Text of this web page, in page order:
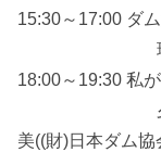
15:30～17:00 ダ
琉(Dam
18:00～19:30 私
夕顔、サキ
美((財)日本ダム協